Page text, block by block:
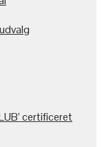
certificeret